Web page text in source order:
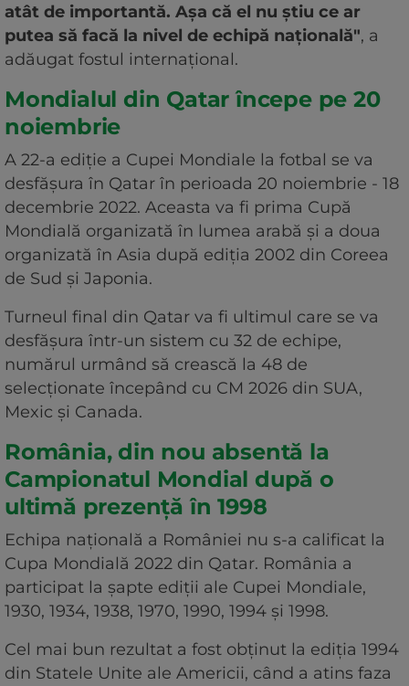
atât de importantă. Aşa că el nu ştiu ce ar
putea să facă la nivel de echipă naţională", a
adăugat fostul internaţional.
Mondialul din Qatar începe pe 20
noiembrie
A 22-a ediţie a Cupei Mondiale la fotbal se va
desfăşura în Qatar în perioada 20 noiembrie - 18
decembrie 2022. Aceasta va fi prima Cupă
Mondială organizată în lumea arabă şi a doua
organizată în Asia după ediţia 2002 din Coreea
de Sud şi Japonia.
Turneul final din Qatar va fi ultimul care se va
desfăşura într-un sistem cu 32 de echipe,
numărul urmând să crească la 48 de
selecţionate începând cu CM 2026 din SUA,
Mexic şi Canada.
România, din nou absentă la
Campionatul Mondial după o
ultimă prezență în 1998
Echipa naţională a României nu s-a calificat la
Cupa Mondială 2022 din Qatar. România a
participat la şapte ediţii ale Cupei Mondiale,
1930, 1934, 1938, 1970, 1990, 1994 şi 1998.
Cel mai bun rezultat a fost obţinut la ediţia 1994
din Statele Unite ale Americii, când a atins faza